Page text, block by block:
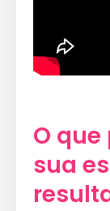
O
sua